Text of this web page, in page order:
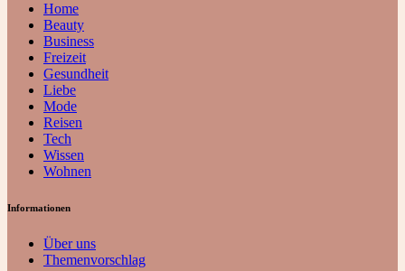
Home
Beauty
Business
Freizeit
Gesundheit
Liebe
Mode
Reisen
Tech
Wissen
Wohnen
Informationen
Über uns
Themenvorschlag